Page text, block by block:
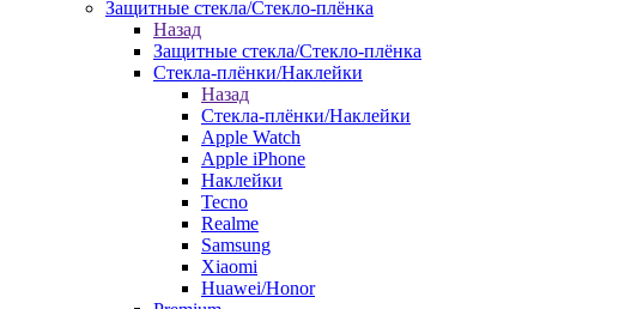
Защитные стекла/Стекло-плёнка
Назад
Защитные стекла/Стекло-плёнка
Стекла-плёнки/Наклейки
Назад
Стекла-плёнки/Наклейки
Apple Watch
Apple iPhone
Наклейки
Tecno
Realme
Samsung
Xiaomi
Huawei/Honor